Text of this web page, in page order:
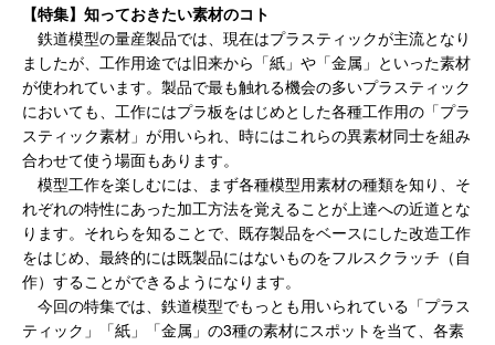
【特集】知っておきたい素材のコト
鉄道模型の量産製品では、現在はプラスティックが主流となり
ましたが、工作用途では旧来から「紙」や「金属」といった素材
が使われています。製品で最も触れる機会の多いプラスティック
においても、工作にはプラ板をはじめとした各種工作用の「プラ
スティック素材」が用いられ、時にはこれらの異素材同士を組み
合わせて使う場面もあります。
模型工作を楽しむには、まず各種模型用素材の種類を知り、そ
れぞれの特性にあった加工方法を覚えることが上達への近道とな
ります。それらを知ることで、既存製品をベースにした改造工作
をはじめ、最終的には既製品にはないものをフルスクラッチ（自
作）することができるようになります。
今回の特集では、鉄道模型でもっとも用いられている「プラス
ティック」「紙」「金属」の3種の素材にスポットを当て、各素